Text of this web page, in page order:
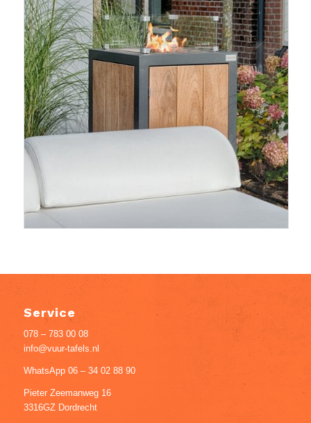
Service
078 – 783 00 08
info@vuur-tafels.nl
WhatsApp 06 – 34 02 88 90
Pieter Zeemanweg 16
3316GZ Dordrecht